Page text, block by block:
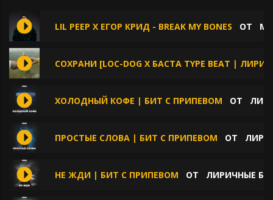
LIL PEEP X ЕГОР КРИД - BREAK MY BONES ОТ
СОХРАНИ [LOC-DOG X БАСТА TYPE BEAT |
ХОЛОДНЫЙ КОФЕ | БИТ С ПРИПЕВОМ ОТ
ПРОСТЫЕ СЛОВА | БИТ С ПРИПЕВОМ ОТ
НЕ ЖДИ | БИТ С ПРИПЕВОМ ОТ ЛИРИЧНЫЕ